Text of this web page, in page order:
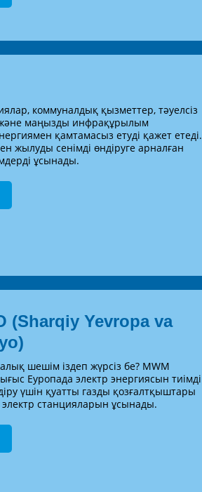
коммуналдық қызметтер, тәуелсіз
және маңызды инфрақұрылым
қамтамасыз етуді қажет етеді.
жылуды сенімді өндіруге арналған
ұсынады.
(Sharqiy Yevropa va
шешім іздеп жүрсіз бе? MWM
Еуропада электр энергиясын тиімді
үшін қуатты газды қозғалтқыштары
станцияларын ұсынады.